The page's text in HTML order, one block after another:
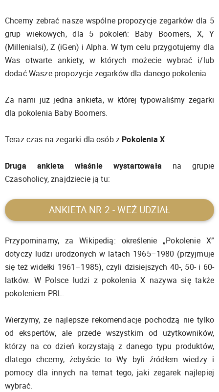
Chcemy zebrać nasze wspólne propozycje zegarków dla 5
grup wiekowych, dla 5 pokoleń: Baby Boomers, X, Y
(Millenialsi), Z (iGen) i Alpha. W tym celu przygotujemy dla
Was otwarte ankiety, w których możecie wybrać i/lub
dodać Wasze propozycje zegarków dla danego pokolenia.
Za nami już jedna ankieta, w której typowaliśmy zegarki
dla pokolenia Baby Boomers.
Teraz czas na zegarki dla osób z Pokolenia X
Druga ankieta właśnie wystartowała na grupie
Czasoholicy, znajdziecie ją tu:
ANKIETA NR 2 - WEŹ UDZIAŁ
Przypominamy, za Wikipedią: określenie „Pokolenie X”
dotyczy ludzi urodzonych w latach 1965–1980 (przyjmuje
się też widełki 1961–1985), czyli dzisiejszych 40-, 50- i 60-
latków. W Polsce ludzi z pokolenia X nazywa się także
pokoleniem PRL.
Wierzymy, że najlepsze rekomendacje pochodzą nie tylko
od ekspertów, ale przede wszystkim od użytkowników,
którzy na co dzień korzystają z danego typu produktów,
dlatego chcemy, żebyście to Wy byli źródłem wiedzy i
pomocy dla innych na temat tego, jaki zegarek najlepiej
wybrać.